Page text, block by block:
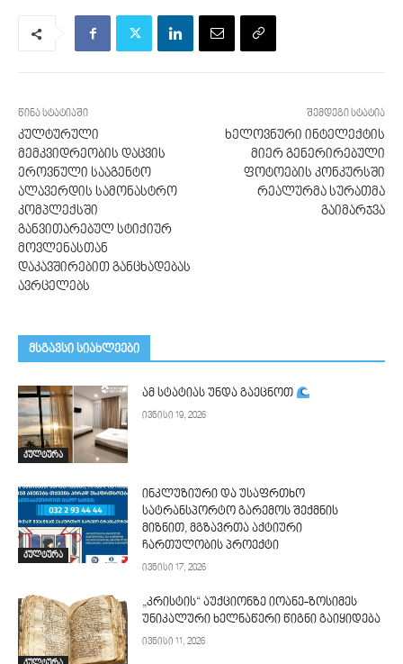
წინა სტატიაში
კულტურული
მემკვიდრეობის დაცვის
ეროვნული სააგენტო
ალავერდის სამონასტრო
კომპლექსში
განვითარებულ სტიქიურ
მოვლენასთან
დაკავშირებით განცხადებას
ავრცელებს
შემდეგი სტატია
ხელოვნური ინტელექტის
მიერ გენერირებული
ფოტოების კონკურსში
რეალურმა სურათმა
გაიმარჯვა
მსგავსი სიახლეები
კულტურა
ამ სტატიას უნდა გაეცნოთ
ივნისი 19, 2026
კულტურა
ინკლუზიური და უსაფრთხო
სატრანსპორტო გარემოს შექმნის
მიზნით, მგზავრთა აქტიური
ჩართულობის პროექტი
ივნისი 17, 2026
„კრისტის“ აუქციონზე იოანე-ზოსიმეს
უნიკალური ხელნაწერი წიგნი გაიყიდება
ივნისი 11, 2026